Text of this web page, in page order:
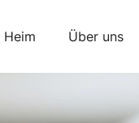
Heim Über uns